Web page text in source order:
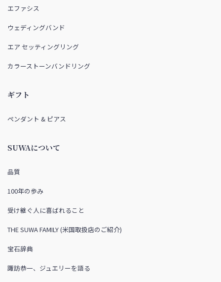
エファシス
ウェディングバンド
エア セッティングリング
カラーストーンバンドリング
ギフト
ペンダント & ピアス
SUWAについて
品質
100年の歩み
受け継ぐ人に喜ばれること
THE SUWA FAMILY (米国取扱店のご紹介)
宝石辞典
諏訪恭一、ジュエリーを語る